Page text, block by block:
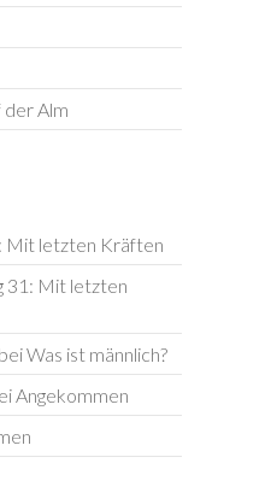
der Alm
Mit letzten Kräften
31: Mit letzten
beiWas ist männlich?
Angekommen